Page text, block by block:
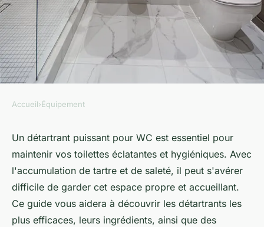
ÉQUIPEMENT
Détartrant puissant wc : votre
allié pour des toilettes
éclatantes
Sarah•8 décembre 2024• 4 min de lecture
Accueil›Équipement
Un détartrant puissant pour WC est essentiel pour
maintenir vos toilettes éclatantes et hygiéniques. Avec
l'accumulation de tartre et de saleté, il peut s'avérer
difficile de garder cet espace propre et accueillant.
Ce guide vous aidera à découvrir les détartrants les
plus efficaces, leurs ingrédients, ainsi que des